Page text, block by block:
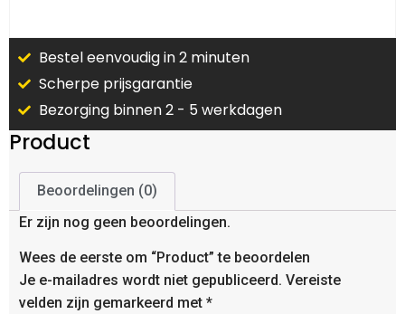
Bestel eenvoudig in 2 minuten
Scherpe prijsgarantie
Bezorging binnen 2 - 5 werkdagen
Product
Beoordelingen (0)
Er zijn nog geen beoordelingen.
Wees de eerste om “Product” te beoordelen
Je e-mailadres wordt niet gepubliceerd. Vereiste
velden zijn gemarkeerd met *